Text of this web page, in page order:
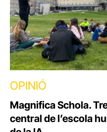
OPINIÓ
Magnifica Schola.
central de l’escola